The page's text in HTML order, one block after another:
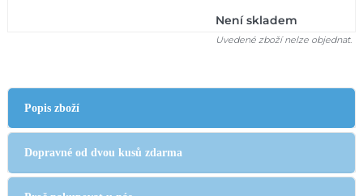
Není skladem
Uvedené zboží nelze objednat.
Popis zboží
Dopravné od dvou kusů zdarma